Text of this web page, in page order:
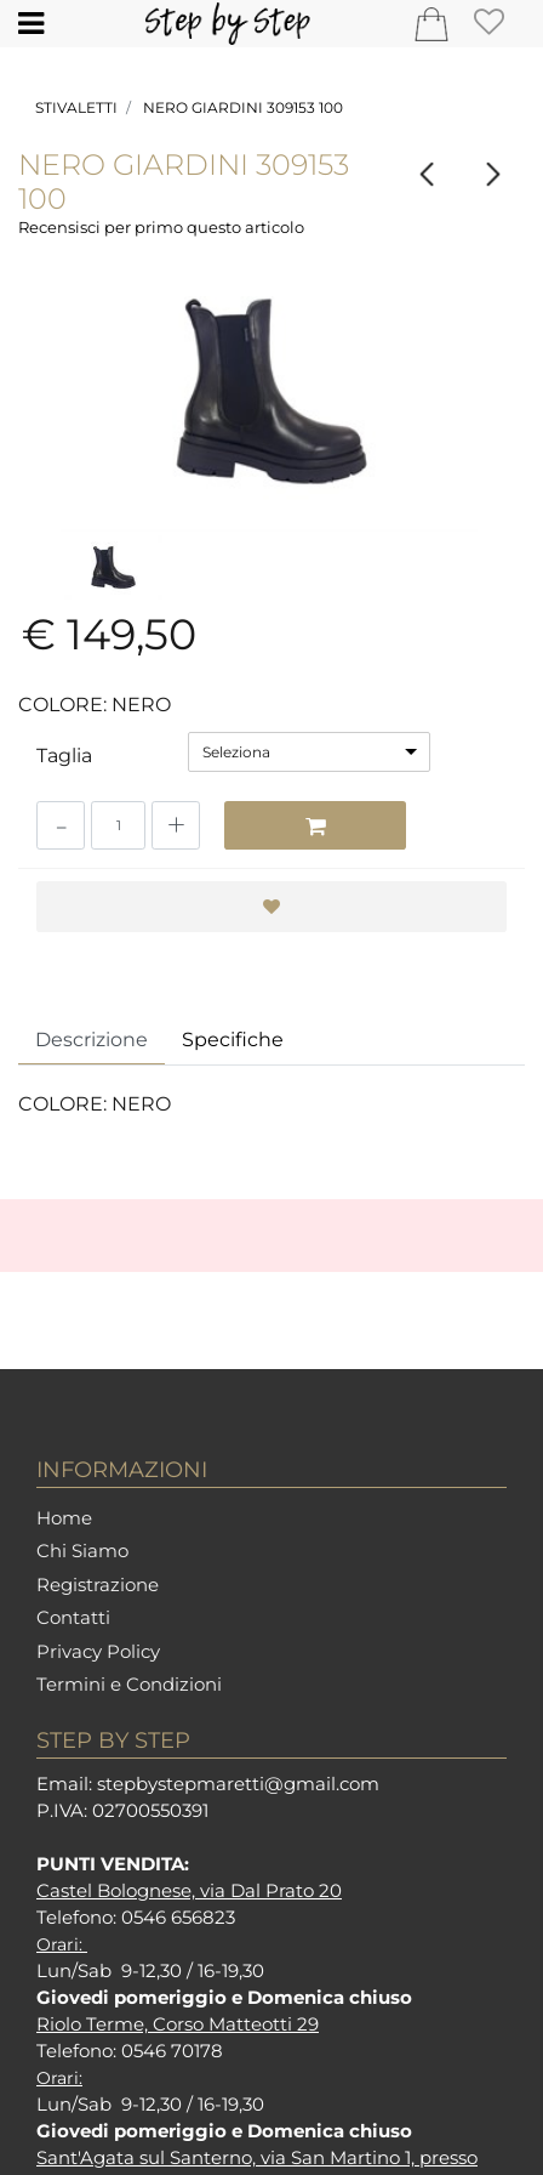
Open
STIVALETTI NERO GIARDINI 309153 100
NERO GIARDINI 309153
100
Recensisci per primo questo articolo
€ 149,50
COLORE: NERO
Taglia Seleziona
Descrizione Specifiche
COLORE: NERO
INFORMAZIONI
Home
Chi Siamo
Registrazione
Contatti
Privacy Policy
Termini e Condizioni
STEP BY STEP
Email: stepbystepmaretti@gmail.com
P.IVA: 02700550391
PUNTI VENDITA:
Castel Bolognese, via Dal Prato 20
Telefono: 0546 656823
Orari:
Lun/Sab 9-12,30 / 16-19,30
Giovedi pomeriggio e Domenica chiuso
Riolo Terme, Corso Matteotti 29
Telefono: 0546 70178
Orari:
Lun/Sab 9-12,30 / 16-19,30
Giovedi pomeriggio e Domenica chiuso
Sant'Agata sul Santerno, via San Martino 1, presso